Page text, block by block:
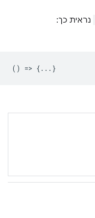
נראית כך:
() => {...}